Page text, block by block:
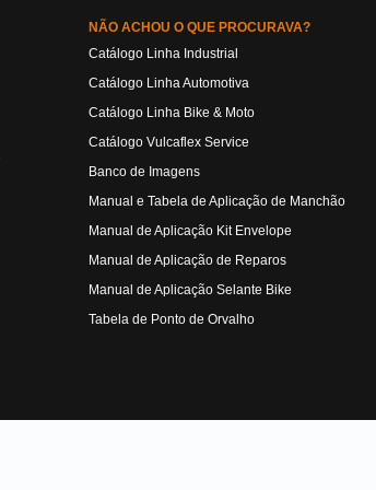
NÃO ACHOU O QUE PROCURAVA?
Catálogo Linha Industrial
Catálogo Linha Automotiva
Catálogo Linha Bike & Moto
Catálogo Vulcaflex Service
Banco de Imagens
Manual e Tabela de Aplicação de Manchão
Manual de Aplicação Kit Envelope
Manual de Aplicação de Reparos
Manual de Aplicação Selante Bike
Tabela de Ponto de Orvalho